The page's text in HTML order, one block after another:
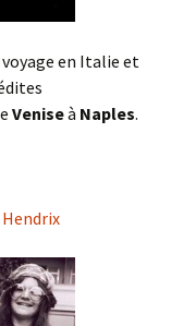
en Italie et
Veniseà Naples.